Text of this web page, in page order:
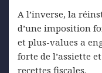
A l’inverse, la
d’une imposition
et plus-values a
forte de l’assiette
recettes fiscales.